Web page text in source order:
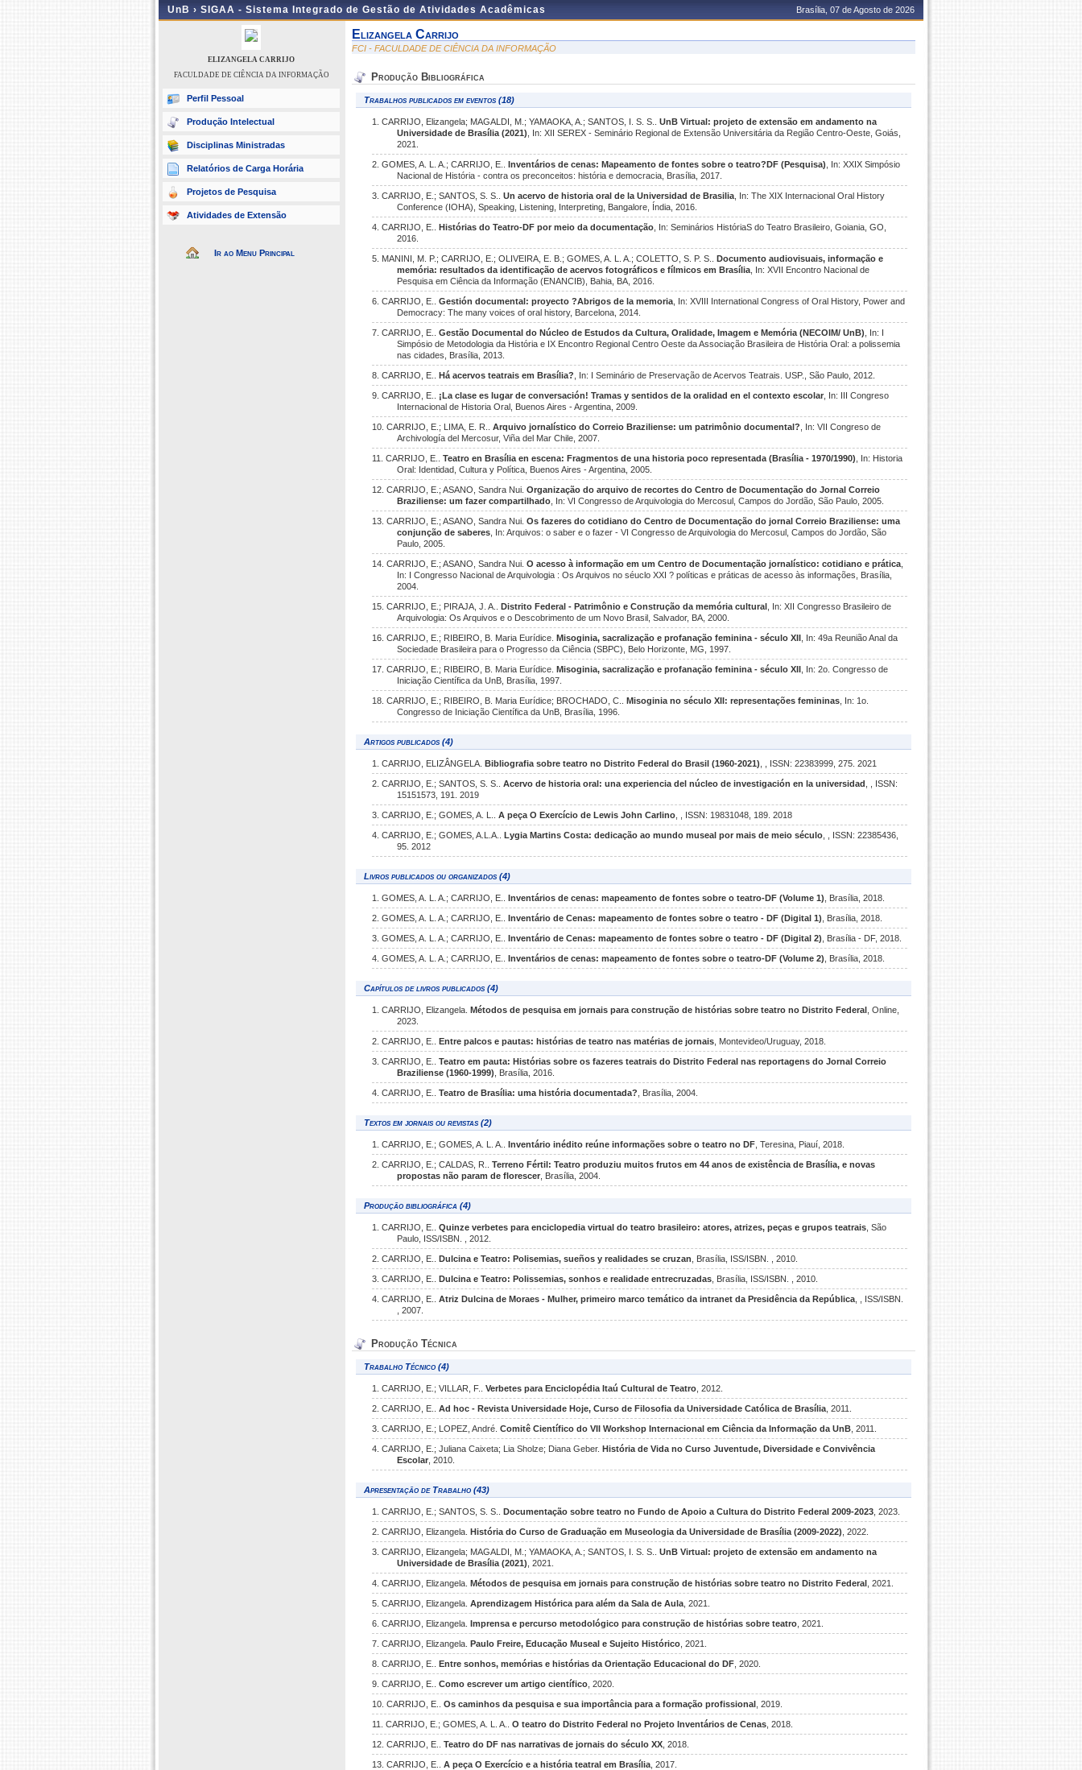
UnB › SIGAA - Sistema Integrado de Gestão de Atividades Acadêmicas Brasília, 07 de Agosto de 2026
ELIZANGELA CARRIJO
FACULDADE DE CIÊNCIA DA INFORMAÇÃO
Perfil Pessoal
Produção Intelectual
Disciplinas Ministradas
Relatórios de Carga Horária
Projetos de Pesquisa
Atividades de Extensão
Ir ao Menu Principal
Elizangela Carrijo
FCI - FACULDADE DE CIÊNCIA DA INFORMAÇÃO
Produção Bibliográfica
Trabalhos publicados em eventos (18)
1. CARRIJO, Elizangela; MAGALDI, M.; YAMAOKA, A.; SANTOS, I. S. S.. UnB Virtual: projeto de extensão em andamento na
Universidade de Brasília (2021)
, In: XII SEREX - Seminário Regional de Extensão Universitária da Região Centro-Oeste, Goiás,
2021.
2. GOMES, A. L. A.; CARRIJO, E.. Inventários de cenas: Mapeamento de fontes sobre o teatro?DF (Pesquisa) , In: XXIX Simpósio
Nacional de História - contra os preconceitos: história e democracia, Brasília, 2017.
3. CARRIJO, E.; SANTOS, S. S.. Un acervo de historia oral de la Universidad de Brasilia , In: The XIX Internacional Oral History
Conference (IOHA), Speaking, Listening, Interpreting, Bangalore, Índia, 2016.
4. CARRIJO, E.. Histórias do Teatro-DF por meio da documentação , In: Seminários HistóriaS do Teatro Brasileiro, Goiania, GO,
2016.
5. MANINI, M. P.; CARRIJO, E.; OLIVEIRA, E. B.; GOMES, A. L. A.; COLETTO, S. P. S.. Documento audiovisuais, informação e
memória: resultados da identificação de acervos fotográficos e fílmicos em Brasília , In: XVII Encontro Nacional de
Pesquisa em Ciência da Informação (ENANCIB), Bahia, BA, 2016.
6. CARRIJO, E.. Gestión documental: proyecto ?Abrigos de la memoria , In: XVIII International Congress of Oral History, Power and
Democracy: The many voices of oral history, Barcelona, 2014.
7. CARRIJO, E.. Gestão Documental do Núcleo de Estudos da Cultura, Oralidade, Imagem e Memória (NECOIM/ UnB) , In: I
Simpósio de Metodologia da História e IX Encontro Regional Centro Oeste da Associação Brasileira de História Oral: a polissemia
nas cidades, Brasília, 2013.
8. CARRIJO, E.. Há acervos teatrais em Brasília? , In: I Seminário de Preservação de Acervos Teatrais. USP., São Paulo, 2012.
9. CARRIJO, E.. ¡La clase es lugar de conversación! Tramas y sentidos de la oralidad en el contexto escolar , In: III Congreso
Internacional de Historia Oral, Buenos Aires - Argentina, 2009.
10. CARRIJO, E.; LIMA, E. R.. Arquivo jornalístico do Correio Braziliense: um patrimônio documental? , In: VII Congreso de
Archivología del Mercosur, Viña del Mar Chile, 2007.
11. CARRIJO, E.. Teatro en Brasília en escena: Fragmentos de una historia poco representada (Brasília - 1970/1990) , In: Historia
Oral: Identidad, Cultura y Política, Buenos Aires - Argentina, 2005.
12. CARRIJO, E.; ASANO, Sandra Nui. Organização do arquivo de recortes do Centro de Documentação do Jornal Correio
Braziliense: um fazer compartilhado , In: VI Congresso de Arquivologia do Mercosul, Campos do Jordão, São Paulo, 2005.
13. CARRIJO, E.; ASANO, Sandra Nui. Os fazeres do cotidiano do Centro de Documentação do jornal Correio Braziliense: uma
conjunção de saberes , In: Arquivos: o saber e o fazer - VI Congresso de Arquivologia do Mercosul, Campos do Jordão, São
Paulo, 2005.
14. CARRIJO, E.; ASANO, Sandra Nui. O acesso à informação em um Centro de Documentação jornalístico: cotidiano e prática
In: I Congresso Nacional de Arquivologia : Os Arquivos no séuclo XXI ? políticas e práticas de acesso às informações, Brasília,
2004.
15. CARRIJO, E.; PIRAJA, J. A.. Distrito Federal - Patrimônio e Construção da memória cultural , In: XII Congresso Brasileiro de
Arquivologia: Os Arquivos e o Descobrimento de um Novo Brasil, Salvador, BA, 2000.
16. CARRIJO, E.; RIBEIRO, B. Maria Eurídice. Misoginia, sacralização e profanação feminina - século XII , In: 49a Reunião Anal da
Sociedade Brasileira para o Progresso da Ciência (SBPC), Belo Horizonte, MG, 1997.
17. CARRIJO, E.; RIBEIRO, B. Maria Eurídice. Misoginia, sacralização e profanação feminina - século XII , In: 2o. Congresso de
Iniciação Científica da UnB, Brasília, 1997.
18. CARRIJO, E.; RIBEIRO, B. Maria Eurídice; BROCHADO, C.. Misoginia no século XII: representações femininas , In: 1o.
Congresso de Iniciação Científica da UnB, Brasília, 1996.
Artigos publicados (4)
1. CARRIJO, ELIZÂNGELA. Bibliografia sobre teatro no Distrito Federal do Brasil (1960-2021) , , ISSN: 22383999, 275. 2021
2. CARRIJO, E.; SANTOS, S. S.. Acervo de historia oral: una experiencia del núcleo de investigación en la universidad , , ISSN:
15151573, 191. 2019
3. CARRIJO, E.; GOMES, A. L.. A peça O Exercício de Lewis John Carlino , , ISSN: 19831048, 189. 2018
4. CARRIJO, E.; GOMES, A.L.A.. Lygia Martins Costa: dedicação ao mundo museal por mais de meio século , , ISSN: 22385436,
95. 2012
Livros publicados ou organizados (4)
1. GOMES, A. L. A.; CARRIJO, E.. Inventários de cenas: mapeamento de fontes sobre o teatro-DF (Volume 1) , Brasília, 2018.
2. GOMES, A. L. A.; CARRIJO, E.. Inventário de Cenas: mapeamento de fontes sobre o teatro - DF (Digital 1) , Brasília, 2018.
3. GOMES, A. L. A.; CARRIJO, E.. Inventário de Cenas: mapeamento de fontes sobre o teatro - DF (Digital 2) , Brasília - DF, 2018.
4. GOMES, A. L. A.; CARRIJO, E.. Inventários de cenas: mapeamento de fontes sobre o teatro-DF (Volume 2) , Brasília, 2018.
Capítulos de livros publicados (4)
1. CARRIJO, Elizangela. Métodos de pesquisa em jornais para construção de histórias sobre teatro no Distrito Federal , Online,
2023.
2. CARRIJO, E.. Entre palcos e pautas: histórias de teatro nas matérias de jornais , Montevideo/Uruguay, 2018.
3. CARRIJO, E.. Teatro em pauta: Histórias sobre os fazeres teatrais do Distrito Federal nas reportagens do Jornal Correio
Braziliense (1960-1999)
, Brasília, 2016.
4. CARRIJO, E.. Teatro de Brasília: uma história documentada? , Brasília, 2004.
Textos em jornais ou revistas (2)
1. CARRIJO, E.; GOMES, A. L. A.. Inventário inédito reúne informações sobre o teatro no DF , Teresina, Piauí, 2018.
2. CARRIJO, E.; CALDAS, R.. Terreno Fértil: Teatro produziu muitos frutos em 44 anos de existência de Brasília, e novas
propostas não param de florescer , Brasília, 2004.
Produção bibliográfica (4)
1. CARRIJO, E.. Quinze verbetes para enciclopedia virtual do teatro brasileiro: atores, atrizes, peças e grupos teatrais , São
Paulo, ISS/ISBN. , 2012.
2. CARRIJO, E.. Dulcina e Teatro: Polisemias, sueños y realidades se cruzan , Brasília, ISS/ISBN. , 2010.
3. CARRIJO, E.. Dulcina e Teatro: Polissemias, sonhos e realidade entrecruzadas , Brasília, ISS/ISBN. , 2010.
4. CARRIJO, E.. Atriz Dulcina de Moraes - Mulher, primeiro marco temático da intranet da Presidência da República , , ISS/ISBN.
, 2007.
Produção Técnica
Trabalho Técnico (4)
1. CARRIJO, E.; VILLAR, F.. Verbetes para Enciclopédia Itaú Cultural de Teatro , 2012.
2. CARRIJO, E.. Ad hoc - Revista Universidade Hoje, Curso de Filosofia da Universidade Católica de Brasília , 2011.
3. CARRIJO, E.; LOPEZ, André. Comitê Científico do VII Workshop Internacional em Ciência da Informação da UnB , 2011.
4. CARRIJO, E.; Juliana Caixeta; Lia Sholze; Diana Geber. História de Vida no Curso Juventude, Diversidade e Convivência
Escolar , 2010.
Apresentação de Trabalho (43)
1. CARRIJO, E.; SANTOS, S. S.. Documentação sobre teatro no Fundo de Apoio a Cultura do Distrito Federal 2009-2023 , 2023.
2. CARRIJO, Elizangela. História do Curso de Graduação em Museologia da Universidade de Brasília (2009-2022) , 2022.
3. CARRIJO, Elizangela; MAGALDI, M.; YAMAOKA, A.; SANTOS, I. S. S.. UnB Virtual: projeto de extensão em andamento na
Universidade de Brasília (2021) , 2021.
4. CARRIJO, Elizangela. Métodos de pesquisa em jornais para construção de histórias sobre teatro no Distrito Federal , 2021.
5. CARRIJO, Elizangela. Aprendizagem Histórica para além da Sala de Aula , 2021.
6. CARRIJO, Elizangela. Imprensa e percurso metodológico para construção de histórias sobre teatro , 2021.
7. CARRIJO, Elizangela. Paulo Freire, Educação Museal e Sujeito Histórico , 2021.
8. CARRIJO, E.. Entre sonhos, memórias e histórias da Orientação Educacional do DF , 2020.
9. CARRIJO, E.. Como escrever um artigo científico , 2020.
10. CARRIJO, E.. Os caminhos da pesquisa e sua importância para a formação profissional , 2019.
11. CARRIJO, E.; GOMES, A. L. A.. O teatro do Distrito Federal no Projeto Inventários de Cenas , 2018.
12. CARRIJO, E.. Teatro do DF nas narrativas de jornais do século XX , 2018.
13. CARRIJO, E.. A peça O Exercício e a história teatral em Brasília , 2017.